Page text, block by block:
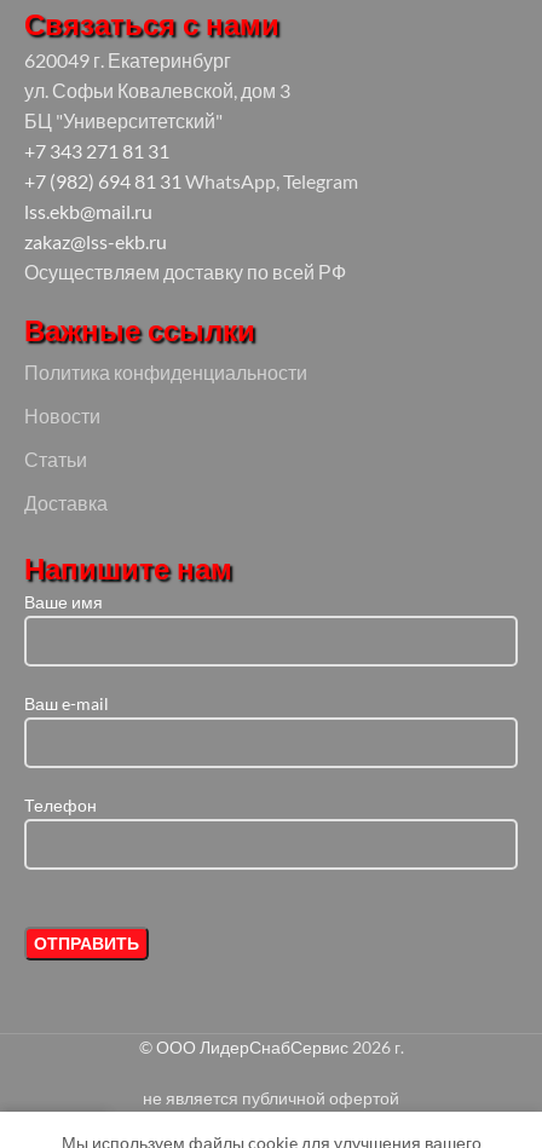
Связаться с нами
620049 г. Екатеринбург
ул. Софьи Ковалевской, дом 3
БЦ "Университетский"
+7 343 271 81 31
+7 (982) 694 81 31 WhatsApp, Telegram
lss.ekb@mail.ru
zakaz@lss-ekb.ru
Осуществляем доставку по всей РФ
Важные ссылки
Политика конфиденциальности
Новости
Статьи
Доставка
Напишите нам
Ваше имя
Ваш e-mail
Телефон
©ООО ЛидерСнабСервис2026 г.
не является публичной офертой
Мы используем файлы cookie для улучшения вашего